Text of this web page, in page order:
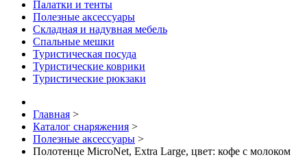
Палатки и тенты
Полезные аксессуары
Складная и надувная мебель
Спальные мешки
Туристическая посуда
Туристические коврики
Туристические рюкзаки
Главная >
Каталог снаряжения >
Полезные аксессуары >
Полотенце MicroNet, Extra Large, цвет: кофе с молоком